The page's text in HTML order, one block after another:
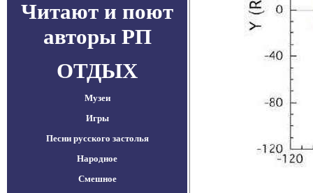
Читают и поют
авторы РП
ОТДЫХ
Музеи
Игры
Песни русского застолья
Народное
Смешное